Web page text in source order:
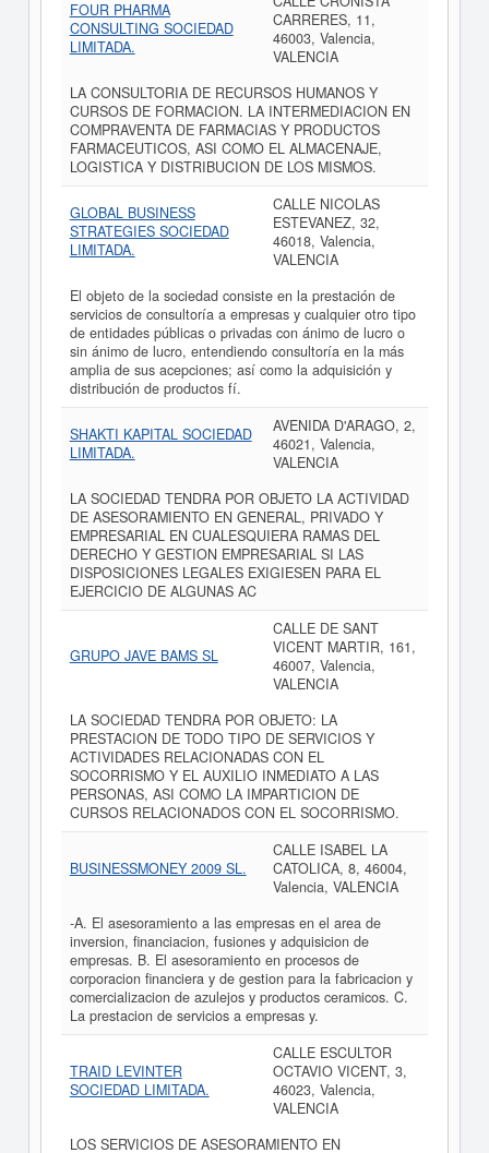
FOUR PHARMA
CONSULTING SOCIEDAD
LIMITADA.
CARRERES, 11,
46003, Valencia,
VALENCIA
LA CONSULTORIA DE RECURSOS HUMANOS Y
CURSOS DE FORMACION. LA INTERMEDIACION EN
COMPRAVENTA DE FARMACIAS Y PRODUCTOS
FARMACEUTICOS, ASI COMO EL ALMACENAJE,
LOGISTICA Y DISTRIBUCION DE LOS MISMOS.
GLOBAL BUSINESS
STRATEGIES SOCIEDAD
LIMITADA.
CALLE NICOLAS
ESTEVANEZ, 32,
46018, Valencia,
VALENCIA
El objeto de la sociedad consiste en la prestación de
servicios de consultoría a empresas y cualquier otro tipo
de entidades públicas o privadas con ánimo de lucro o
sin ánimo de lucro, entendiendo consultoría en la más
amplia de sus acepciones; así como la adquisición y
distribución de productos fí.
SHAKTI KAPITAL SOCIEDAD
LIMITADA.
AVENIDA D'ARAGO, 2,
46021, Valencia,
VALENCIA
LA SOCIEDAD TENDRA POR OBJETO LA ACTIVIDAD
DE ASESORAMIENTO EN GENERAL, PRIVADO Y
EMPRESARIAL EN CUALESQUIERA RAMAS DEL
DERECHO Y GESTION EMPRESARIAL SI LAS
DISPOSICIONES LEGALES EXIGIESEN PARA EL
EJERCICIO DE ALGUNAS AC
GRUPO JAVE BAMS SL
CALLE DE SANT
VICENT MARTIR, 161,
46007, Valencia,
VALENCIA
LA SOCIEDAD TENDRA POR OBJETO: LA
PRESTACION DE TODO TIPO DE SERVICIOS Y
ACTIVIDADES RELACIONADAS CON EL
SOCORRISMO Y EL AUXILIO INMEDIATO A LAS
PERSONAS, ASI COMO LA IMPARTICION DE
CURSOS RELACIONADOS CON EL SOCORRISMO.
BUSINESSMONEY 2009 SL.
CALLE ISABEL LA
CATOLICA, 8, 46004,
Valencia, VALENCIA
-A. El asesoramiento a las empresas en el area de
inversion, financiacion, fusiones y adquisicion de
empresas. B. El asesoramiento en procesos de
corporacion financiera y de gestion para la fabricacion y
comercializacion de azulejos y productos ceramicos. C.
La prestacion de servicios a empresas y.
TRAID LEVINTER
SOCIEDAD LIMITADA.
CALLE ESCULTOR
OCTAVIO VICENT, 3,
46023, Valencia,
VALENCIA
LOS SERVICIOS DE ASESORAMIENTO EN